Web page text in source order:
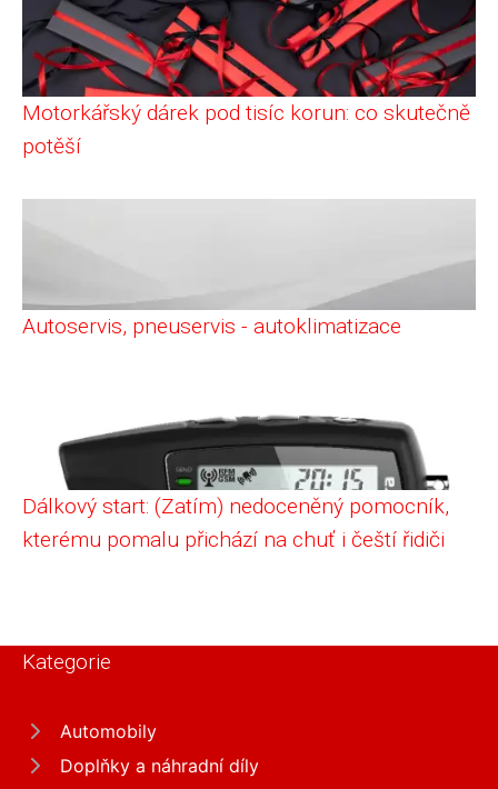
Motorkářský dárek pod tisíc korun: co skutečně
potěší
Autoservis, pneuservis - autoklimatizace
Dálkový start: (Zatím) nedoceněný pomocník,
kterému pomalu přichází na chuť i čeští řidiči
Kategorie
Automobily
Doplňky a náhradní díly